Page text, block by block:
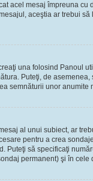
acel mesaj împreuna
aceştia ar trebui
una folosind Panoul
Puteţi, de
semnăturii unor
al unui subiect, ar
pentru a crea
Puteţi să specificaţi
permanent) şi în